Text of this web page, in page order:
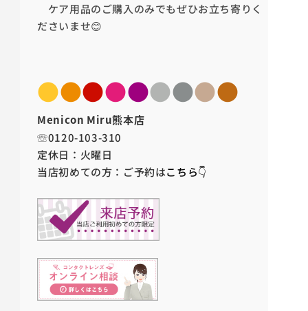
ケア用品のご購入のみでもぜひお立ち寄りく
ださいませ😊
●●●●●●●●●
Menicon Miru熊本店
☏0120-103-310
定休日：火曜日
当店初めての方：ご予約はこちら👇